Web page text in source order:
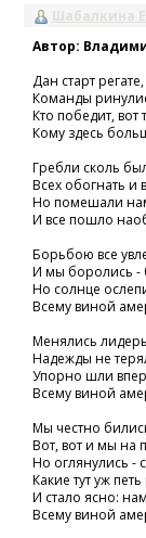
Шабалкина
Автор:
Дан старт
Команды
Кто победит, вот
Кому здесь
Гребли сколь
Всех обогнать и
Но помешали
И все пошло
Борьбою все
И мы боролись
Но солнце
Всему виной
Менялись
Надежды не
Упорно шли
Всему виной
Мы честно
Вот, вот и мы на
Но оглянулись -
Какие тут уж
И стало ясно:
Всему виной